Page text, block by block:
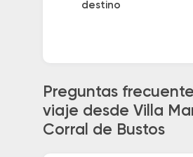
destino
Preguntas
viaje desde Villa
Corral de Bustos